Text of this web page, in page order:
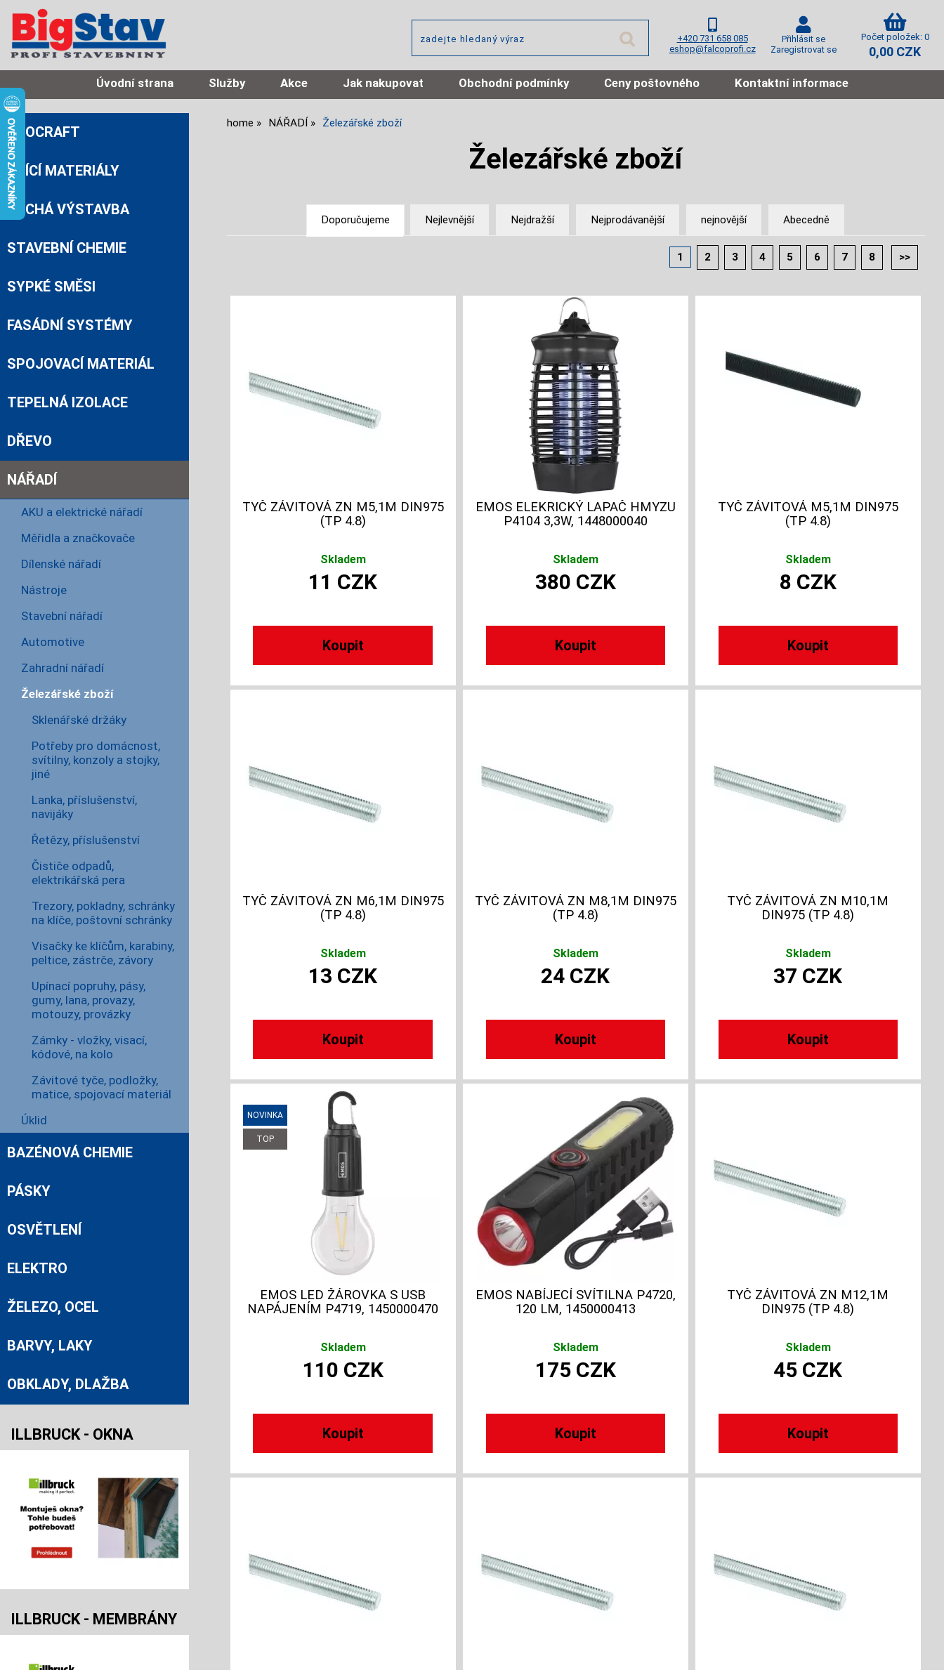
+420 731 658 085
eshop@falcoprofi.cz
Přihlásit se
Zaregistrovat se
Počet položek: 0
0,00 CZK
Úvodní strana Služby Akce Jak nakupovat Obchodní podmínky Ceny poštovného Kontaktní informace
home NÁŘADÍ Železářské zboží
Železářské zboží
Doporučujeme Nejlevnější Nejdražší Nejprodávanější nejnovější Abecedně
1 2 3 4 5 6 7 8 >>
TYČ ZÁVITOVÁ ZN M5,1M DIN975
(TP 4.8)
Skladem
11 CZK
EMOS ELEKRICKÝ LAPAČ HMYZU
P4104 3,3W, 1448000040
Skladem
380 CZK
TYČ ZÁVITOVÁ M5,1M DIN975
(TP 4.8)
Skladem
8 CZK
TYČ ZÁVITOVÁ ZN M6,1M DIN975
(TP 4.8)
Skladem
13 CZK
TYČ ZÁVITOVÁ ZN M8,1M DIN975
(TP 4.8)
Skladem
24 CZK
TYČ ZÁVITOVÁ ZN M10,1M
DIN975 (TP 4.8)
Skladem
37 CZK
EMOS LED ŽÁROVKA S USB
NAPÁJENÍM P4719, 1450000470
Skladem
110 CZK
EMOS NABÍJECÍ SVÍTILNA P4720,
120 LM, 1450000413
Skladem
175 CZK
TYČ ZÁVITOVÁ ZN M12,1M
DIN975 (TP 4.8)
Skladem
45 CZK
PROCRAFT
ZDÍCÍ MATERIÁLY
SUCHÁ VÝSTAVBA
STAVEBNÍ CHEMIE
SYPKÉ SMĚSI
FASÁDNÍ SYSTÉMY
SPOJOVACÍ MATERIÁL
TEPELNÁ IZOLACE
DŘEVO
NÁŘADÍ
AKU a elektrické nářadí
Měřidla a značkovače
Dílenské nářadí
Nástroje
Stavební nářadí
Automotive
Zahradní nářadí
Železářské zboží
Sklenářské držáky
Potřeby pro domácnost,
svítilny, konzoly a stojky,
jiné
Lanka, příslušenství,
navijáky
Řetězy, příslušenství
Čističe odpadů,
elektrikářská pera
Trezory, pokladny, schránky
na klíče, poštovní schránky
Visačky ke klíčům, karabiny,
peltice, zástrče, závory
Upínací popruhy, pásy,
gumy, lana, provazy,
motouzy, provázky
Zámky - vložky, visací,
kódové, na kolo
Závitové tyče, podložky,
matice, spojovací materiál
Úklid
BAZÉNOVÁ CHEMIE
PÁSKY
OSVĚTLENÍ
ELEKTRO
ŽELEZO, OCEL
BARVY, LAKY
OBKLADY, DLAŽBA
ILLBRUCK - OKNA
ILLBRUCK - MEMBRÁNY